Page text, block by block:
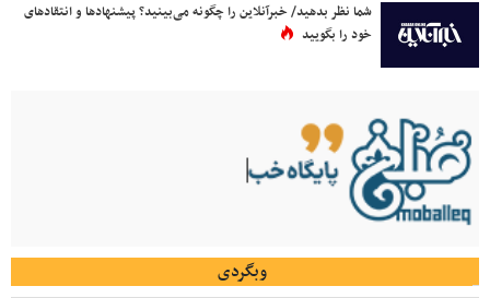
شما نظر بدهید/ خبرآنلاین را چگونه می‌بینید؟ پیشنهادها و انتقادهای
خود را بگویید
وبگردی